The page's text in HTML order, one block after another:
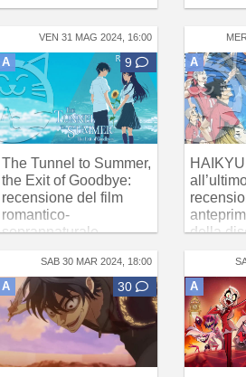
VEN 31 MAG 2024, 16:00
A 9
The Tunnel to Summer,
the Exit of Goodbye:
recensione del film
romantico-
soprannaturale
A
della
SAB 30 MAR 2024, 18:00
A 30 A